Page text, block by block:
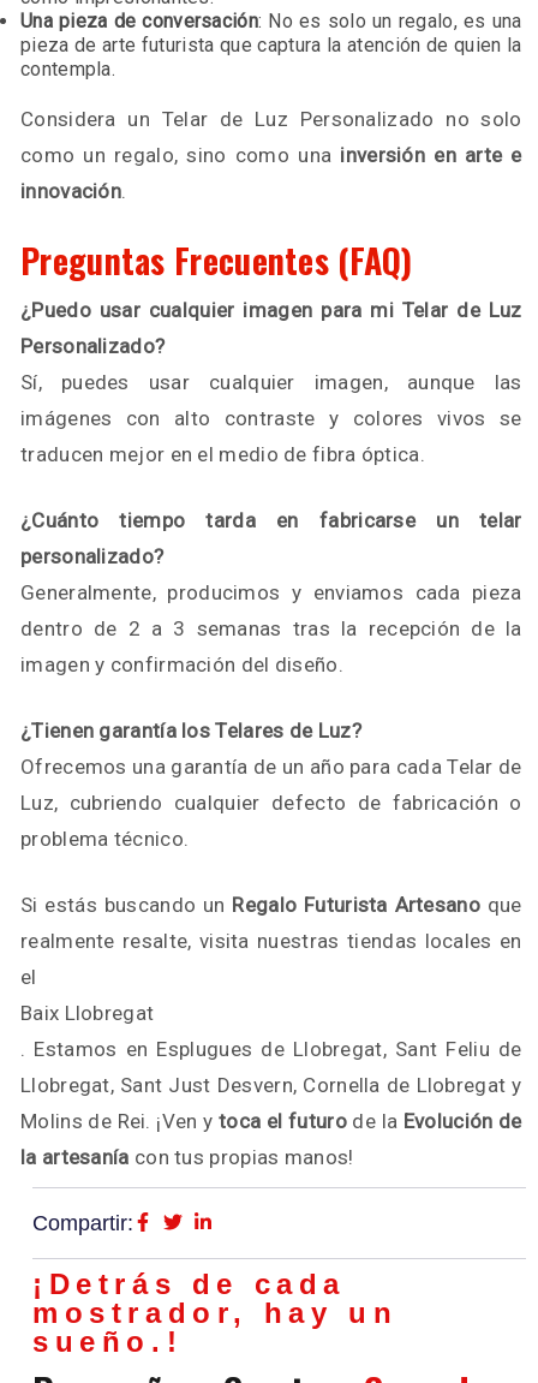
Una pieza de conversación: No es solo un regalo, es una
pieza de arte futurista que captura la atención de quien la
contempla.
Considera un Telar de Luz Personalizado no solo
como un regalo, sino como una inversión en arte e
innovación.
Preguntas Frecuentes (FAQ)
¿Puedo usar cualquier imagen para mi Telar de Luz
Personalizado?
Sí, puedes usar cualquier imagen, aunque las
imágenes con alto contraste y colores vivos se
traducen mejor en el medio de fibra óptica.
¿Cuánto tiempo tarda en fabricarse un telar
personalizado?
Generalmente, producimos y enviamos cada pieza
dentro de 2 a 3 semanas tras la recepción de la
imagen y confirmación del diseño.
¿Tienen garantía los Telares de Luz?
Ofrecemos una garantía de un año para cada Telar de
Luz, cubriendo cualquier defecto de fabricación o
problema técnico.
Si estás buscando un Regalo Futurista Artesanoque
realmente resalte, visita nuestras tiendas locales en
el
Baix Llobregat
. Estamos en Esplugues de Llobregat, Sant Feliu de
Llobregat, Sant Just Desvern, Cornella de Llobregat y
Molins de Rei. ¡Ven ytoca el futurode la Evolución de
la artesanía con tus propias manos!
Compartir:
¡Detrás de cada
mostrador, hay un
sueño.!